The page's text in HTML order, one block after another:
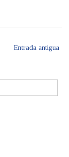
Entrada antigua